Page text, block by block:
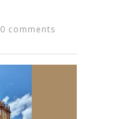
0 comments